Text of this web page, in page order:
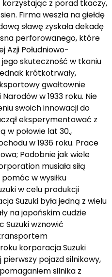
z porad tkaczy,
Firma weszła na giełdę
sławę zyskała dekadę
perforowanego, które
Azji Południowo-
skuteczność w tkaniu
krótkotrwały,
gwałtownie
w 1933 roku. Nie
swoich innowacji do
eksperymentować z
w połowie lat 30.,
w 1936 roku. Prace
Podobnie jak wiele
musiała siłą
w wysiłku
w celu produkcji
Suzuki była jedną z wielu
na japońskim cudzie
Suzuki wznowić
korporacja Suzuki
pojazd silnikowy,
silnika z